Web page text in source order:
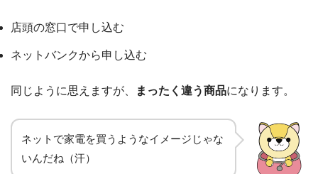
店頭の窓口で申し込む
ネットバンクから申し込む
同じように思えますが、 まったく違う商品になります。
ネットで家電を買うようなイメージじゃな
いんだね（汗）